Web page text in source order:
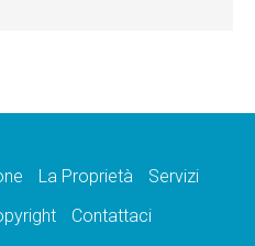
La Proprietà
Servizi
Contattaci